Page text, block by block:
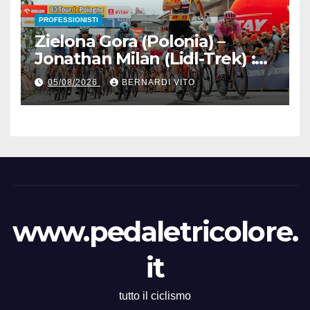
PROFESSIONISTI
Zielona Gora (Polonia) –
Jonathan Milan (Lidl-Trek) :
Vince la terza tappa di
seguito e in maglia gialla
all’83° Giro di Polonia
05/08/2026 BERNARDI VITO
www.pedaletricolore.
it
tutto il ciclismo